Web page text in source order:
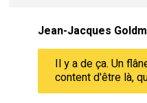
Jean-Jacques
Il y a de ça. Un
content d'être là,